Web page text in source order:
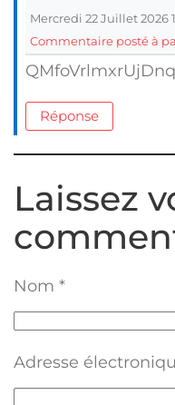
Mercredi 22 Juillet 2026
Commentaire posté à
Réponse
Laissez
Nom *
Adresse